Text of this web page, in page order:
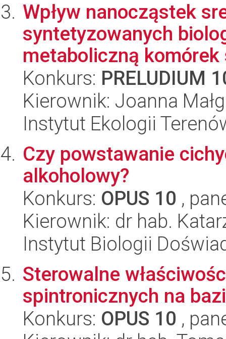
Wpływ nanocząstek
syntetyzowanych
metaboliczną komórek
Konkurs: PRELUDIUM
Kierownik: Joanna
Instytut Ekologii
Czy powstawanie
alkoholowy?
Konkurs: OPUS 10 ,
Kierownik: dr hab.
Instytut Biologii
Sterowalne
spintronicznych na
Konkurs: OPUS 10 ,